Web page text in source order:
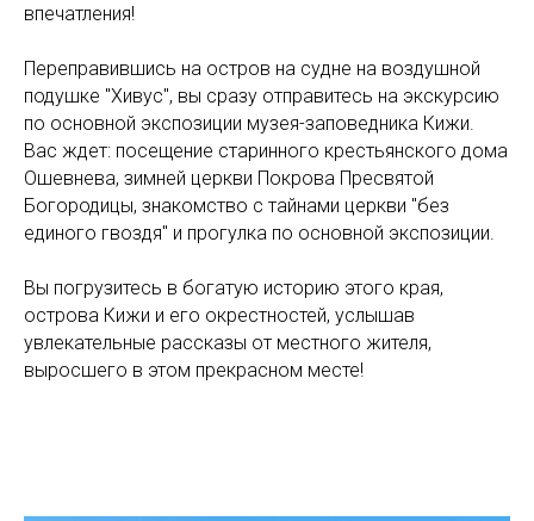
впечатления!
Переправившись на остров на судне на воздушной
подушке "Хивус", вы сразу отправитесь на экскурсию
по основной экспозиции музея-заповедника Кижи.
Вас ждет: посещение старинного крестьянского дома
Ошевнева, зимней церкви Покрова Пресвятой
Богородицы, знакомство с тайнами церкви "без
единого гвоздя" и прогулка по основной экспозиции.
Вы погрузитесь в богатую историю этого края,
острова Кижи и его окрестностей, услышав
увлекательные рассказы от местного жителя,
выросшего в этом прекрасном месте!